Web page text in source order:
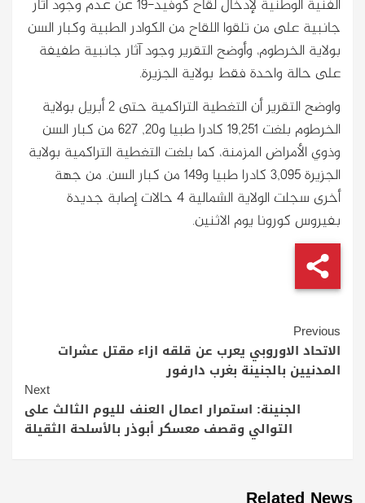
الفنية الوطنية لإدخال لقاح كوفيد-19 عن عدم وجود آثار
جانبية على من تلقوا اللقاح من الكوادر الطبية وكبار السن
بولاية الخرطوم، وأوضح التقرير وجود آثار جانبية طفيفة
على حالة واحدة فقط بولاية الجزيرة.
واوضح التقرير أن التغطية التراكمية حتى 2 أبريل بولاية
الخرطوم بلغت 19,251 كادرا طبيا و20, 627 من كبار السن
وذوي الأمراض المزمنة، كما بلغت التغطية التراكمية بولاية
الجزيرة 3,095 كادرا طبيا و149 من كبار السن. من جهة
أخرى سجلت الولاية الشمالية 4 حالات إصابة جديدة
بفيروس كورونا يوم الاثنين.
Continue
Reading
Previous
الاتحاد الاوروبي يعرب عن قلقه ازاء مقتل عشرات
المدنيين بالجنينة بغرب دارفور
Next
الجنينة: استمرار اعمال العنف لليوم الثالث على
التوالي وقصف معسكر أبوذر بالأسلحة الثقيلة